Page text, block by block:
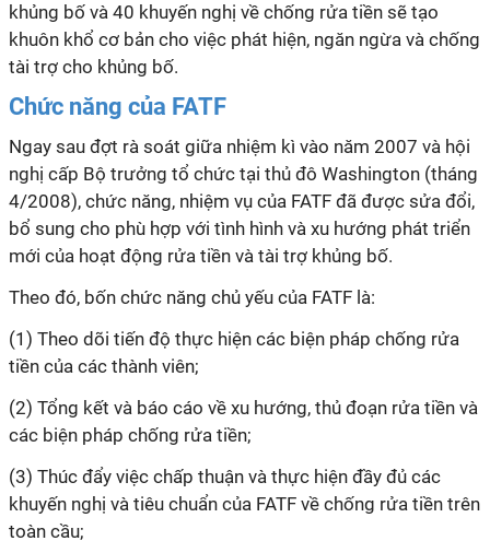
khủng bố và 40 khuyến nghị về chống rửa tiền sẽ tạo
khuôn khổ cơ bản cho việc phát hiện, ngăn ngừa và chống
tài trợ cho khủng bố.
Chức năng của FATF
Ngay sau đợt rà soát giữa nhiệm kì vào năm 2007 và hội
nghị cấp Bộ trưởng tổ chức tại thủ đô Washington (tháng
4/2008), chức năng, nhiệm vụ của FATF đã được sửa đổi,
bổ sung cho phù hợp với tình hình và xu hướng phát triển
mới của hoạt động rửa tiền và tài trợ khủng bố.
Theo đó, bốn chức năng chủ yếu của FATF là:
(1) Theo dõi tiến độ thực hiện các biện pháp chống rửa
tiền của các thành viên;
(2) Tổng kết và báo cáo về xu hướng, thủ đoạn rửa tiền và
các biện pháp chống rửa tiền;
(3) Thúc đẩy việc chấp thuận và thực hiện đầy đủ các
khuyến nghị và tiêu chuẩn của FATF về chống rửa tiền trên
toàn cầu;